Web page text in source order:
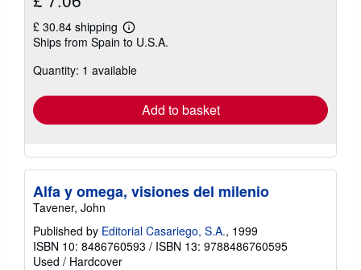
£ 30.84 shipping
Learn
more
shipping
Ships from Spain to U.S.A.
Quantity: 1 available
Add to basket
Alfa y omega, visiones del milenio
Tavener, John
Published by Editorial Casariego, S.A., 1999
ISBN 10: 8486760593 / ISBN 13: 9788486760595
Used / Hardcover